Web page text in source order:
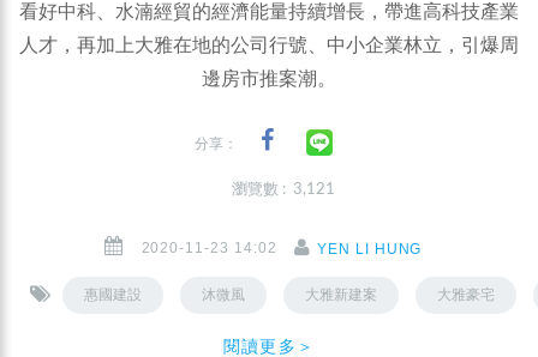
看好中科、水湳經貿的經濟能量持續增長，帶進高科技產業
人才，再加上大雅在地的公司行號、中小企業林立，引爆周
邊房市推案潮。
分享：
瀏覽數 : 3,121
2020-11-23 14:02 YEN LI HUNG
惠國建設 沐微風 大雅新建案 大雅豪宅
閱讀更多＞